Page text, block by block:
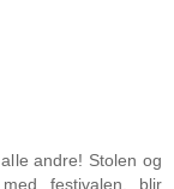
andre! Stolen og
festivalen, blir